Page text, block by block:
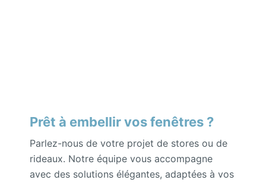
Prêt à embellir vos fenêtres ?
Parlez-nous de votre projet de stores ou de
rideaux. Notre équipe vous accompagne
avec des solutions élégantes, adaptées à vos